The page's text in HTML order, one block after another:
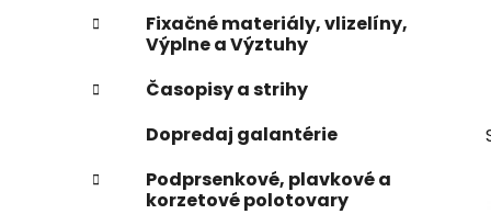
ý
a
l
ó
i
e
Fixačné materiály, vlizelíny,
Výplne a Výztuhy
Časopisy a strihy
Dopredaj galantérie
Podprsenkové, plavkové a
korzetové polotovary